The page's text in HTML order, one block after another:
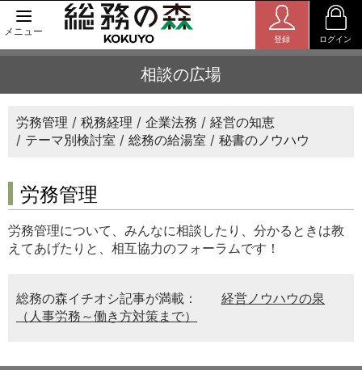
メニュー
登録 ログイン
相談の広場
労務管理 税務経理 企業法務
経営の知恵
テーマ別検討室
総務の給湯室 秘書のノウハウ
労務管理
労務管理について、みんなに相談したり、分かるときは教
えてあげたりと、相互協力のフォーラムです！
総務の森イチオシ記事が満載：
経営ノウハウの泉
（人事労務～働き方対策まで）